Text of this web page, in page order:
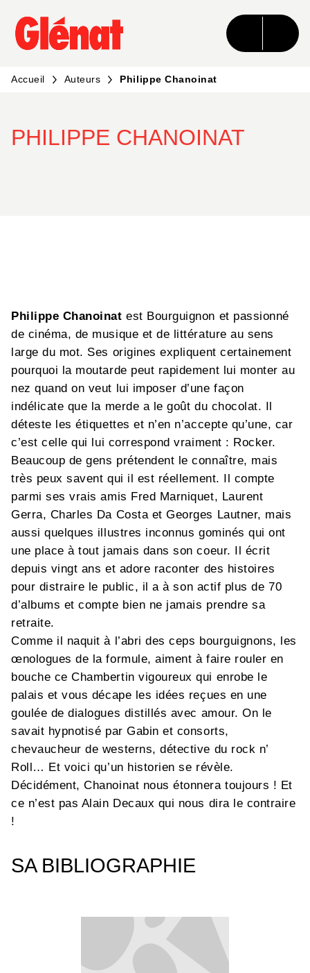
MENU RECHERCHE CONTENU
PIED DE PAGE
Accueil Auteurs Philippe Chanoinat
PHILIPPE CHANOINAT
Philippe Chanoinat est Bourguignon et passionné
de cinéma, de musique et de littérature au sens
large du mot. Ses origines expliquent certainement
pourquoi la moutarde peut rapidement lui monter au
nez quand on veut lui imposer d’une façon
indélicate que la merde a le goût du chocolat. Il
déteste les étiquettes et n’en n’accepte qu’une, car
c’est celle qui lui correspond vraiment : Rocker.
Beaucoup de gens prétendent le connaître, mais
très peux savent qui il est réellement. Il compte
parmi ses vrais amis Fred Marniquet, Laurent
Gerra, Charles Da Costa et Georges Lautner, mais
aussi quelques illustres inconnus gominés qui ont
une place à tout jamais dans son coeur. Il écrit
depuis vingt ans et adore raconter des histoires
pour distraire le public, il a à son actif plus de 70
d’albums et compte bien ne jamais prendre sa
retraite.
Comme il naquit à l’abri des ceps bourguignons, les
œnologues de la formule, aiment à faire rouler en
bouche ce Chambertin vigoureux qui enrobe le
palais et vous décape les idées reçues en une
goulée de dialogues distillés avec amour. On le
savait hypnotisé par Gabin et consorts,
chevaucheur de westerns, détective du rock n’
Roll… Et voici qu’un historien se révèle.
Décidément, Chanoinat nous étonnera toujours ! Et
ce n’est pas Alain Decaux qui nous dira le contraire
!
SA BIBLIOGRAPHIE